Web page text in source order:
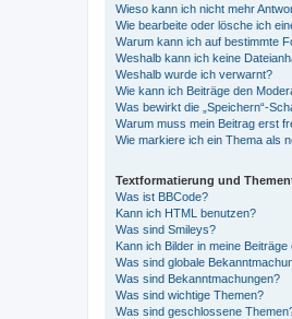
Wieso kann ich nicht mehr
Wie bearbeite oder lösche ich
Warum kann ich auf bestimmte
Weshalb kann ich keine
Weshalb wurde ich verwarnt?
Wie kann ich Beiträge den
Was bewirkt die „Speichern“-
Warum muss mein Beitrag erst
Wie markiere ich ein Thema als
Textformatierung und
Was ist BBCode?
Kann ich HTML benutzen?
Was sind Smileys?
Kann ich Bilder in meine Beiträge
Was sind globale
Was sind Bekanntmachungen?
Was sind wichtige Themen?
Was sind geschlossene